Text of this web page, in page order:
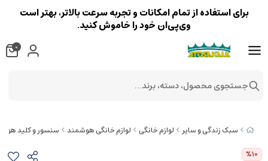
سبک زندگی و سایر لوازم خانگی لوازم خانگی هوشمند
سنسور و کلید
%10
برای استفاده از تمام امکانات و تجربه سرعت بالاتر، بهتر است
وی‌پی‌ان خود را خاموش کنید.
0
جستجوی محصول، دسته، برند...